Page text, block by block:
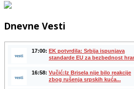
Dnevne Vesti